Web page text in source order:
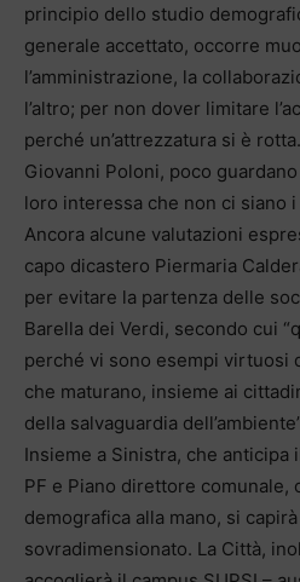
principio dello studio
generale accettato, occorre
l’amministrazione, la
l’altro; per non dover limitare
perché un’attrezzatura si è
Giovanni Poloni, poco
loro interessa che non ci siano
Ancora alcune valutazioni
capo dicastero Piermaria
per evitare la partenza delle
Barella dei Verdi, secondo cui
perché vi sono esempi virtuosi
che maturano, insieme ai
della salvaguardia
Insieme a Sinistra, che
PF e Piano direttore comunale,
demografica alla mano, si
sovradimensionato. La Città,